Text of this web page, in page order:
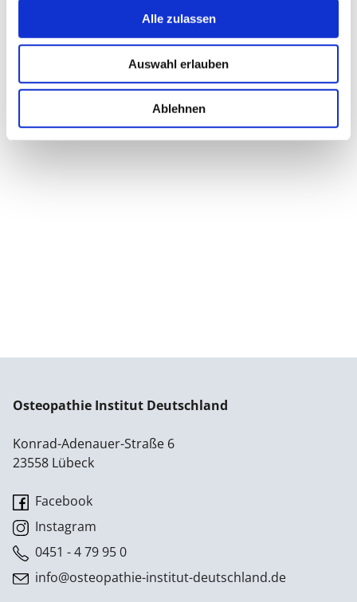
Alle zulassen
Auswahl erlauben
Ablehnen
Osteopathie Institut Deutschland
Konrad-Adenauer-Straße 6
23558 Lübeck
Facebook
Instagram
0451 - 4 79 95 0
info@osteopathie-institut-deutschland.de